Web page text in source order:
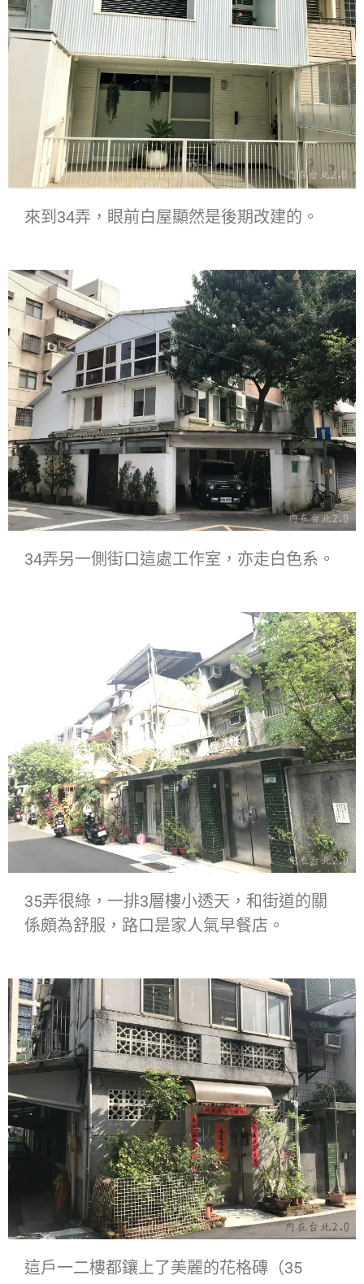
來到34弄，眼前白屋顯然是後期改建的。
34弄另一側街口這處工作室，亦走白色系。
35弄很綠，一排3層樓小透天，和街道的關
係頗為舒服，路口是家人氣早餐店。
這戶一二樓都鑲上了美麗的花格磚（35